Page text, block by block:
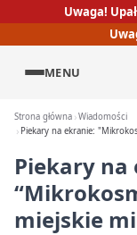
Uwaga!
MENU
Strona główna Wiadomości
Piekary na ekranie:
Piekary na
miejskie